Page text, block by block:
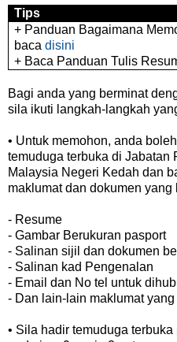
Tips
+ Panduan Bagaimana
bacadisini
+ Baca Panduan Tulis
Bagi anda yang berminat
sila ikuti langkah-langkah
• Untuk memohon, anda
temuduga terbuka di Jabatan
Malaysia Negeri Kedah dan
maklumat dan dokumen yang
- Resume
- Gambar Berukuran pasport
- Salinan sijil dan dokumen
- Salinan kad Pengenalan
- Email dan No tel untuk
- Dan lain-lain maklumat
• Sila hadir temuduga